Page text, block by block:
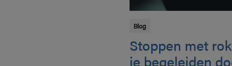
Blog
Stoppen met
je begeleiden